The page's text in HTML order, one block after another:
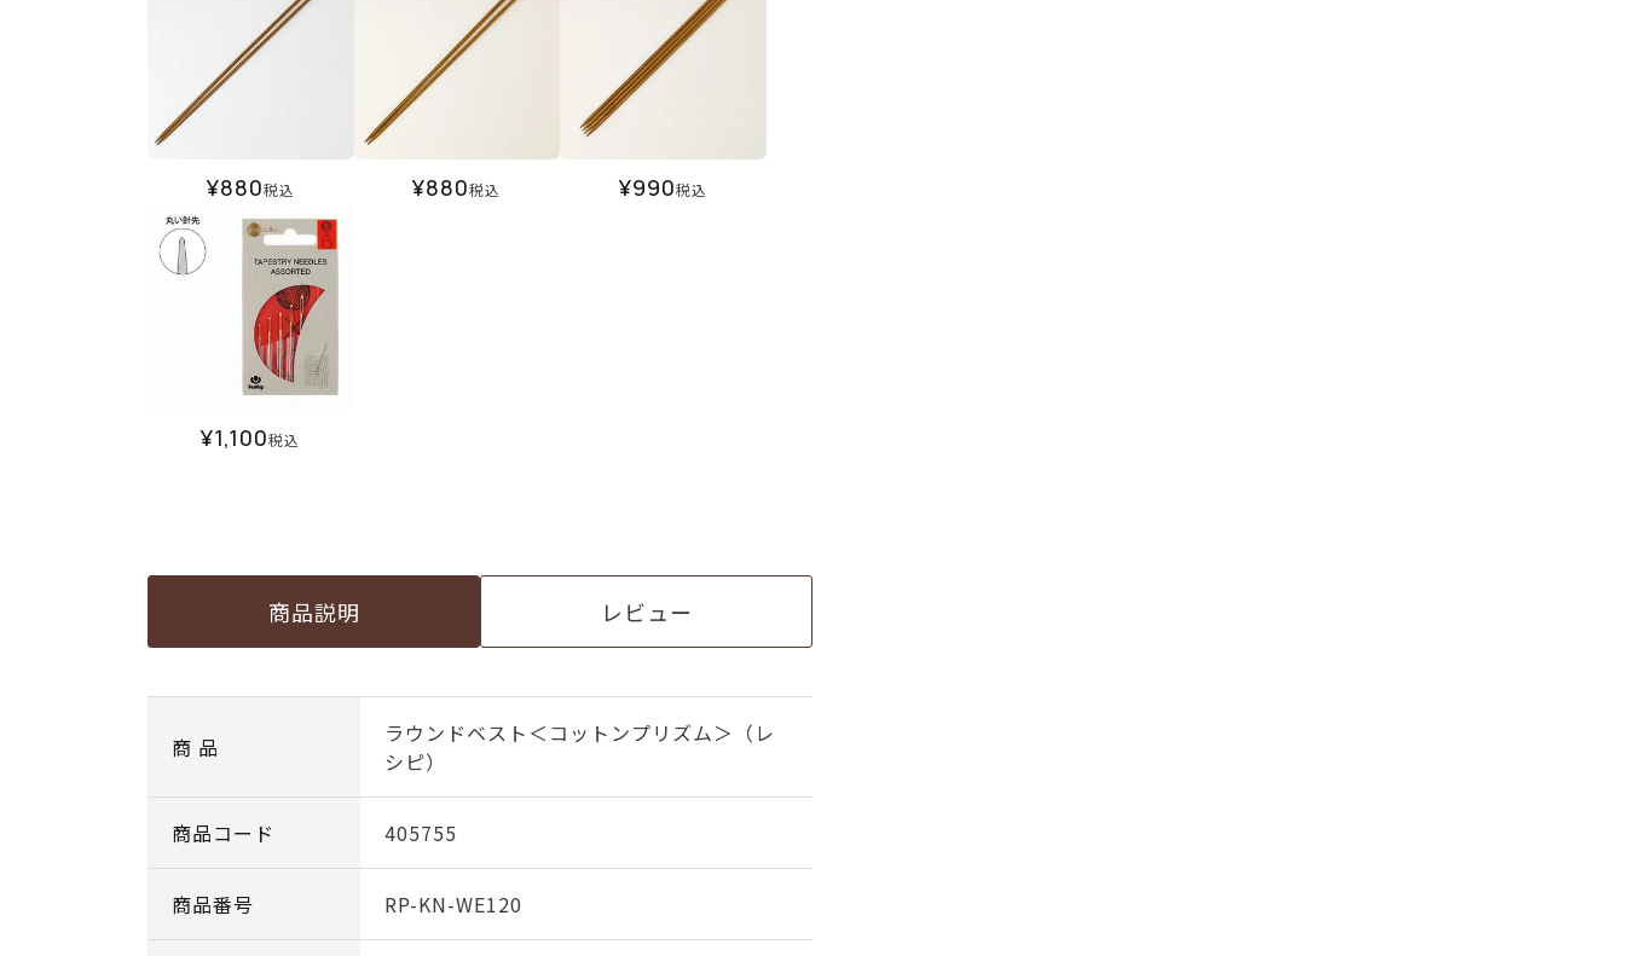
¥880税込 ¥880税込 ¥990税込
¥1,100税込
商品説明 レビュー
商 品
ラウンドベスト＜コットンプリズム＞（レ
シピ）
商品コード 405755
商品番号 RP-KN-WE120